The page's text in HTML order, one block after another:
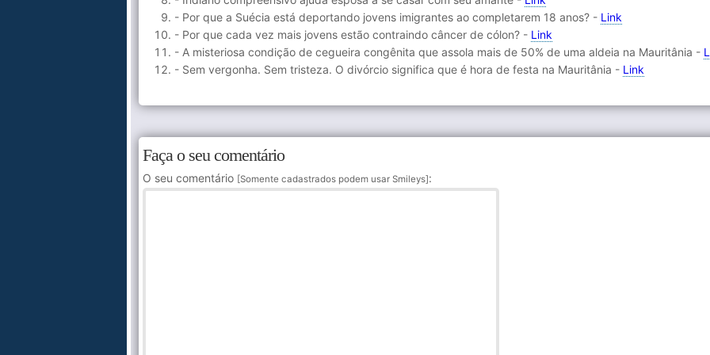
- Por que a Suécia está deportando jovens imigrantes ao completarem 18 anos? - Link
- Por que cada vez mais jovens estão contraindo câncer de cólon? - Link
- A misteriosa condição de cegueira congênita que assola mais de 50% de uma aldeia na Mauritânia -
- Sem vergonha. Sem tristeza. O divórcio significa que é hora de festa na Mauritânia - Link
Faça o seu comentário
O seu comentário [Somente cadastrados podem usar Smileys] :